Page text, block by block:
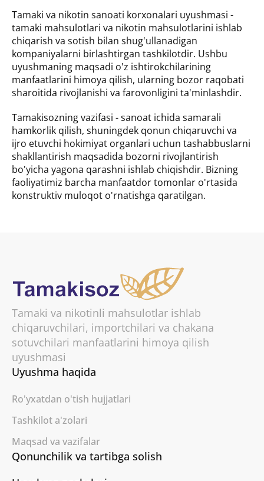
Tamaki va nikotin sanoati korxonalari uyushmasi -
tamaki mahsulotlari va nikotin mahsulotlarini ishlab
chiqarish va sotish bilan shug'ullanadigan
kompaniyalarni birlashtirgan tashkilotdir. Ushbu
uyushmaning maqsadi o'z ishtirokchilarining
manfaatlarini himoya qilish, ularning bozor raqobati
sharoitida rivojlanishi va farovonligini ta'minlashdir.
Tamakisozning vazifasi - sanoat ichida samarali
hamkorlik qilish, shuningdek qonun chiqaruvchi va
ijro etuvchi hokimiyat organlari uchun tashabbuslarni
shakllantirish maqsadida bozorni rivojlantirish
bo'yicha yagona qarashni ishlab chiqishdir. Bizning
faoliyatimiz barcha manfaatdor tomonlar o'rtasida
konstruktiv muloqot o'rnatishga qaratilgan.
Tamaki va nikotinli mahsulotlar ishlab
chiqaruvchilari, importchilari va chakana
sotuvchilari manfaatlarini himoya qilish
uyushmasi
Uyushma haqida
Ro'yxatdan o'tish hujjatlari
Tashkilot a'zolari
Maqsad va vazifalar
Qonunchilik va tartibga solish